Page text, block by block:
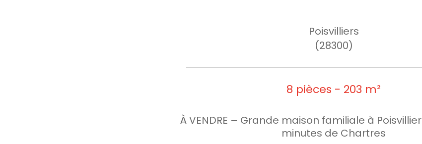
Poisvilliers
(28300)
8 pièces - 203 m²
À VENDRE – Grande maison familiale à
minutes de Chartres